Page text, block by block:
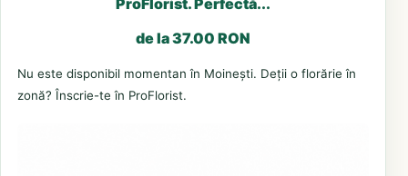
de la 37.00 RON
Nu este disponibil momentan în Moinești. Deții o florărie în
zonă? Înscrie-te în ProFlorist.